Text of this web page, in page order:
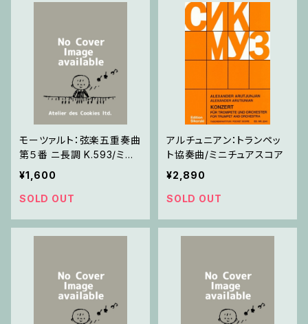
モーツァルト：弦楽五重奏曲
第５番 ニ長調 K.593/ミニ
チュアスコア
¥1,600
SOLD OUT
アルチュニアン：トランペッ
ト協奏曲/ミニチュアスコア
¥2,890
SOLD OUT